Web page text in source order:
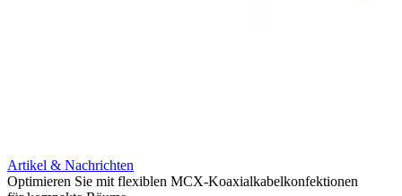
Artikel & Nachrichten
Optimieren Sie mit flexiblen MCX-Koaxialkabelkonfektionen